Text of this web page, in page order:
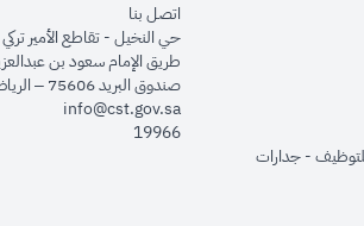
opens in new
opens in
opens in
opens in
opens in new
opens in new
- جداراتopens in new window
اتصل بنا
حي النخيل - تقاطع الأمير
طريق الإمام سعود بن
صندوق البريد 75606 – الرياض 11588
info@cst.gov.sa
19966